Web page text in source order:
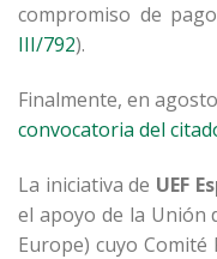
compromiso de
III/792).
Finalmente, en
convocatoria del
La iniciativa de UEF
el apoyo de la Unión
Europe) cuyo